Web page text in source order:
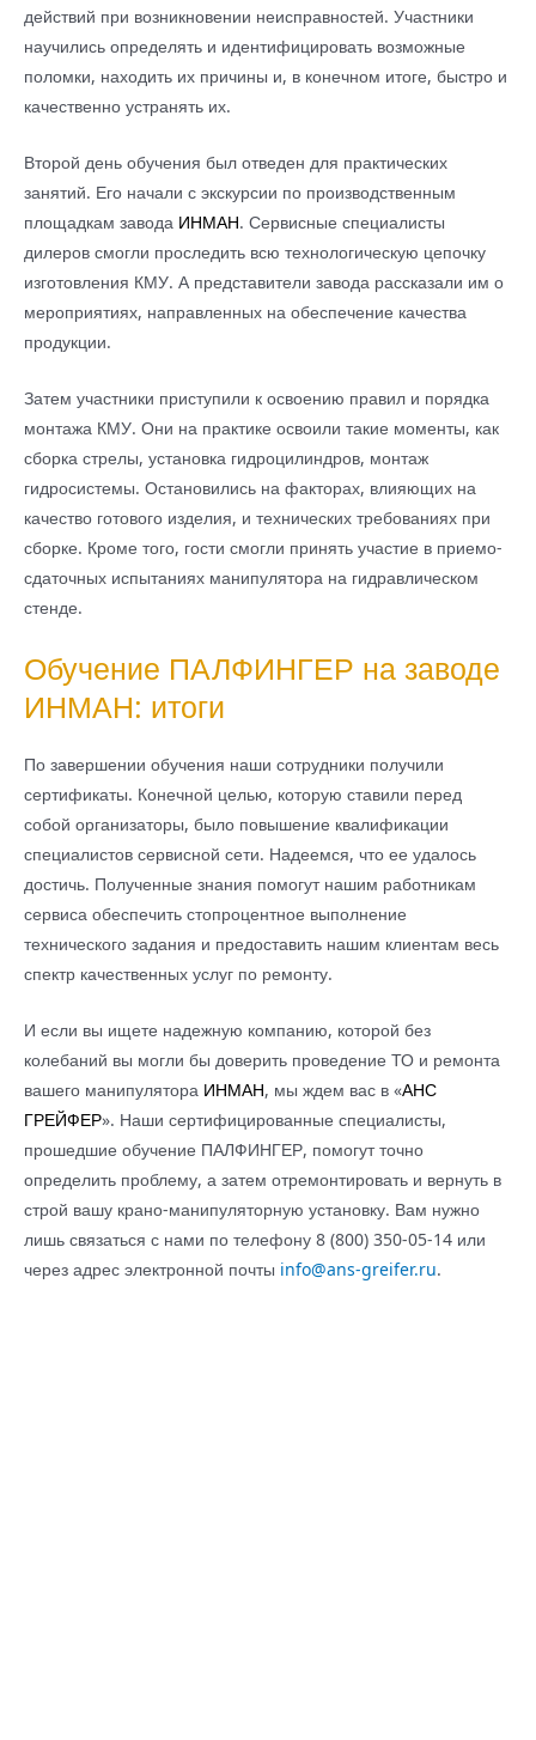
действий при возникновении неисправностей. Участники
научились определять и идентифицировать возможные
поломки, находить их причины и, в конечном итоге, быстро и
качественно устранять их.
Второй день обучения был отведен для практических
занятий. Его начали с экскурсии по производственным
площадкам завода ИНМАН. Сервисные специалисты
дилеров смогли проследить всю технологическую цепочку
изготовления КМУ. А представители завода рассказали им о
мероприятиях, направленных на обеспечение качества
продукции.
Затем участники приступили к освоению правил и порядка
монтажа КМУ. Они на практике освоили такие моменты, как
сборка стрелы, установка гидроцилиндров, монтаж
гидросистемы. Остановились на факторах, влияющих на
качество готового изделия, и технических требованиях при
сборке. Кроме того, гости смогли принять участие в приемо-
сдаточных испытаниях манипулятора на гидравлическом
стенде.
Обучение ПАЛФИНГЕР на заводе
ИНМАН: итоги
По завершении обучения наши сотрудники получили
сертификаты. Конечной целью, которую ставили перед
собой организаторы, было повышение квалификации
специалистов сервисной сети. Надеемся, что ее удалось
достичь. Полученные знания помогут нашим работникам
сервиса обеспечить стопроцентное выполнение
технического задания и предоставить нашим клиентам весь
спектр качественных услуг по ремонту.
И если вы ищете надежную компанию, которой без
колебаний вы могли бы доверить проведение ТО и ремонта
вашего манипулятора ИНМАН, мы ждем вас в «АНС
ГРЕЙФЕР». Наши сертифицированные специалисты,
прошедшие обучение ПАЛФИНГЕР, помогут точно
определить проблему, а затем отремонтировать и вернуть в
строй вашу крано-манипуляторную установку. Вам нужно
лишь связаться с нами по телефону 8 (800) 350-05-14 или
через адрес электронной почты info@ans-greifer.ru.